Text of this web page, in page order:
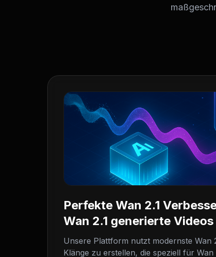
Perfekte Wan 2.1
Wan 2.1 generierte Videos
Unsere Plattform nutzt modernste Wan
Klänge zu erstellen, die speziell für Wan